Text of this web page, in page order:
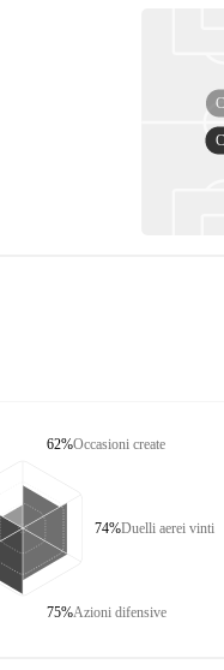
Occasioni create
62%
Duelli aerei vinti
74%
Azioni difensive
75%